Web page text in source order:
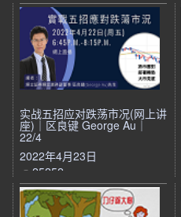
实战五招应对跌荡市况(网上讲
座)｜区良键 George Au｜
22/4
2022年4月23日
25252